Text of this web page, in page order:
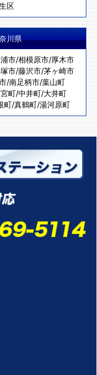
区
川県
市/相模原市/厚木市
市/藤沢市/茅ヶ崎市
/南足柄市/葉山町
町/中井町/大井町
町/真鶴町/湯河原町